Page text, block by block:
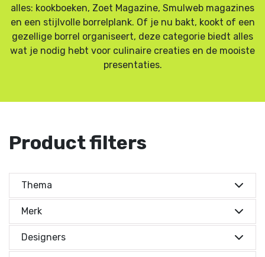
alles: kookboeken, Zoet Magazine, Smulweb magazines
en een stijlvolle borrelplank. Of je nu bakt, kookt of een
gezellige borrel organiseert, deze categorie biedt alles
wat je nodig hebt voor culinaire creaties en de mooiste
presentaties.
Product filters
Thema
Merk
Designers